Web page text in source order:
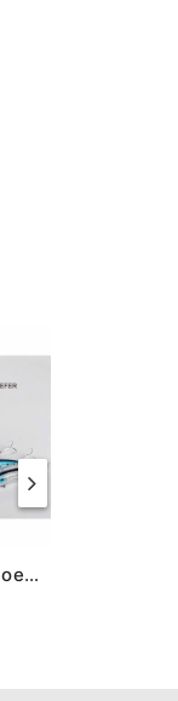
Cá cứng Minnow Noeby 9006-Nổi-120mm/22g